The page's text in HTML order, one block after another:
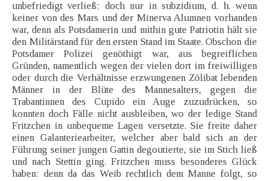
unbefriedigt verließ; doch nur in subzidium, d. h. wenn
keiner von des Mars und der Minerva Alumnen vorhanden
war, denn als Potsdamerin und mithin gute Patriotin hält sie
den Militärstand für den ersten Stand im Staate. Obschon die
Potsdamer Polizei genöthigt war, aus begreiflichen
Gründen, namentlich wegen der vielen dort im freiwilligen
oder durch die Verhältnisse erzwungenen Zölibat lebenden
Männer in der Blüte des Mannesalters, gegen die
Trabantinnen des Cupido ein Auge zuzudrücken, so
konnten doch Fälle nicht ausbleiben, wo der ledige Stand
Fritzchen in unbequeme Lagen versetzte. Sie freite daher
einen Galanteriearbeiter, welcher aber bald sich an der
Führung seiner jungen Gattin degoutierte, sie im Stich ließ
und nach Stettin ging. Fritzchen muss besonderes Glück
haben: denn da das Weib rechtlich dem Manne folgt, so